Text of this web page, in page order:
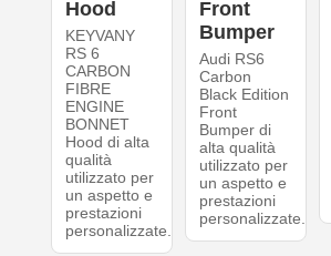
Hood
KEYVANY
RS 6
CARBON
FIBRE
ENGINE
BONNET
Hood di alta
qualità
utilizzato per
un aspetto e
prestazioni
personalizzate.
Front
Bumper
Audi RS6
Carbon
Black Edition
Front
Bumper di
alta qualità
utilizzato per
un aspetto e
prestazioni
personalizzate.